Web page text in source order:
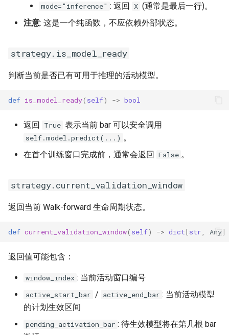
mode="inference" : 返回 X (通常是最后一行)。
注意: 这是一个纯函数，不应依赖外部状态。
strategy.is_model_ready
判断当前是否已有可用于推理的活动模型。
def is_model_ready( self) -> bool
返回 True 表示当前 bar 可以安全调用
self.model.predict(...) 。
在首个训练窗口完成前，通常会返回 False 。
strategy.current_validation_window
返回当前 Walk-forward 生命周期状态。
def current_validation_window( self) -> dict[str Any]
返回值可能包含：
window_index : 当前活动窗口编号
active_start_bar / active_end_bar : 当前活动模型
的计划生效区间
pending_activation_bar : 待生效模型将在第几根 bar